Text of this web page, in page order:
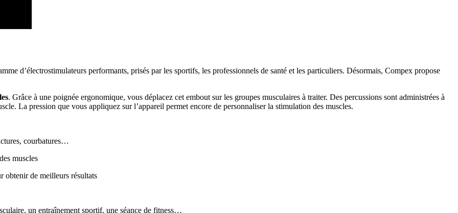
d’électrostimulateurs performants, prisés par les sportifs, les professionnels de santé et les particuliers. Désormais, Compex propose
. Grâce à une poignée ergonomique, vous déplacez cet embout sur les groupes musculaires à traiter. Des percussions sont administrées à
La pression que vous appliquez sur l’appareil permet encore de personnaliser la stimulation des muscles.
courbatures…
muscles
obtenir de meilleurs résultats
un entraînement sportif, une séance de fitness…